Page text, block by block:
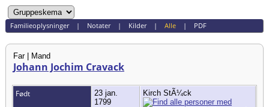
Familieoplysninger| Notater| Kilder| Alle| PDF
Far | Mand
Johann Jochim Cravack
Født
23 jan.
1799
Kirch StÃ¼ck